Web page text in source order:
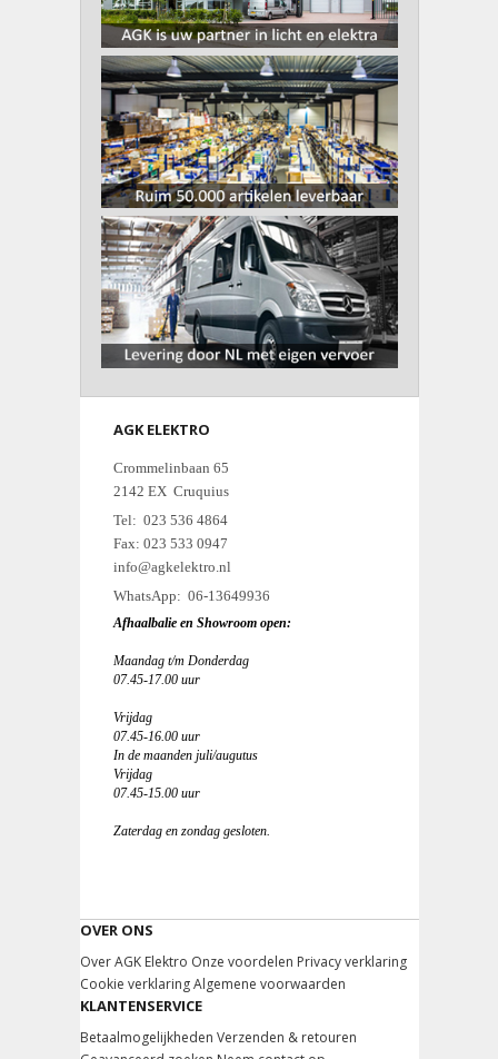
AGK ELEKTRO
Crommelinbaan 65
2142 EX Cruquius
Tel: 023 536 4864
Fax: 023 533 0947
info@agkelektro.nl
WhatsApp: 06-13649936
Afhaalbalie en Showroom open:
Maandag t/m Donderdag
07.45-17.00 uur
Vrijdag
07.45-16.00 uur
In de maanden juli/augutus
Vrijdag
07.45-15.00 uur
Zaterdag en zondag gesloten.
OVER ONS
Over AGK Elektro Onze voordelen Privacy verklaring
Cookie verklaring Algemene voorwaarden
KLANTENSERVICE
Betaalmogelijkheden Verzenden & retouren